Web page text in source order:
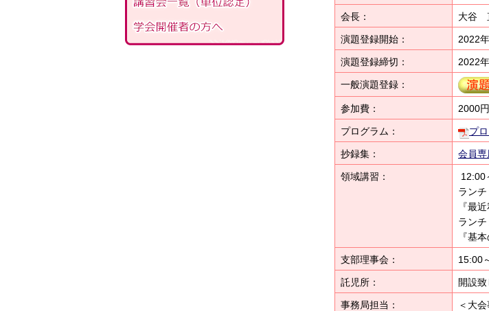
会長： 大谷
演題登録開始： 2022
演題登録締切： 2022
一般演題登録：
参加費： 2000円
プログラム： プ
抄録集： 会員専
領域講習：
12:00
ランチ
『最
ランチ
『基
支部理事会： 15:00
託児所： 開設致
事務局担当：
＜大